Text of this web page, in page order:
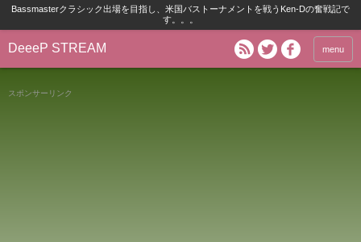
Bassmasterクラシック出場を目指し、米国バストーナメントを戦うKen-Dの奮戦記で
す。。。
DeeeP STREAM menu
スポンサーリンク